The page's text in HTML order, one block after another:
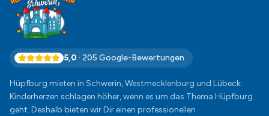
5,0 · 205 Google-Bewertungen
Hüpfburg mieten in Schwerin, Westmecklenburg und Lübeck:
Kinderherzen schlagen höher, wenn es um das Thema Hüpfburg
geht. Deshalb bieten wir Dir einen professionellen